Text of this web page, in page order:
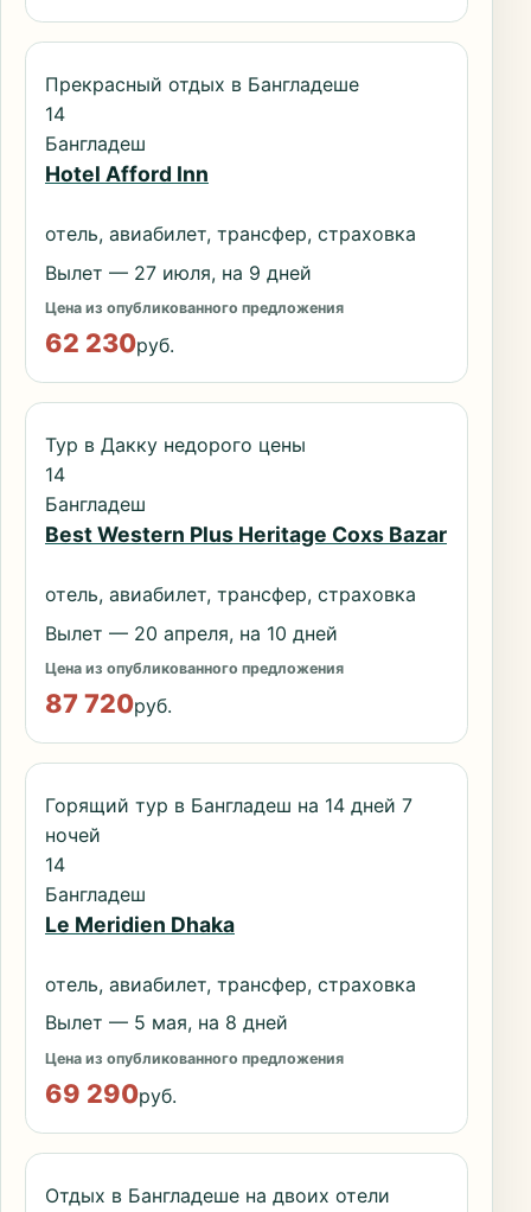
Прекрасный отдых в Бангладеше
14
Бангладеш
Hotel Afford Inn
отель, авиабилет, трансфер, страховка
Вылет — 27 июля, на 9 дней
Цена из опубликованного предложения
62 230руб.
Тур в Дакку недорого цены
14
Бангладеш
Best Western Plus Heritage Coxs Bazar
отель, авиабилет, трансфер, страховка
Вылет — 20 апреля, на 10 дней
Цена из опубликованного предложения
87 720руб.
Горящий тур в Бангладеш на 14 дней 7
ночей
14
Бангладеш
Le Meridien Dhaka
отель, авиабилет, трансфер, страховка
Вылет — 5 мая, на 8 дней
Цена из опубликованного предложения
69 290руб.
Отдых в Бангладеше на двоих отели